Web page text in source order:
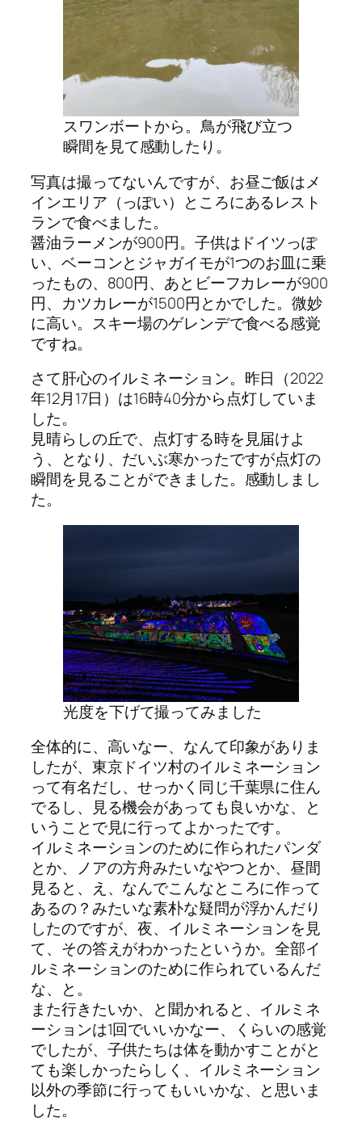
スワンボートから。鳥が飛び立つ
瞬間を見て感動したり。
写真は撮ってないんですが、お昼ご飯はメ
インエリア（っぽい）ところにあるレスト
ランで食べました。
醤油ラーメンが900円。子供はドイツっぽ
い、ベーコンとジャガイモが1つのお皿に乗
ったもの、800円、あとビーフカレーが900
円、カツカレーが1500円とかでした。微妙
に高い。スキー場のゲレンデで食べる感覚
ですね。
さて肝心のイルミネーション。昨日（2022
年12月17日）は16時40分から点灯していま
した。
見晴らしの丘で、点灯する時を見届けよ
う、となり、だいぶ寒かったですが点灯の
瞬間を見ることができました。感動しまし
た。
光度を下げて撮ってみました
全体的に、高いなー、なんて印象がありま
したが、東京ドイツ村のイルミネーション
って有名だし、せっかく同じ千葉県に住ん
でるし、見る機会があっても良いかな、と
いうことで見に行ってよかったです。
イルミネーションのために作られたパンダ
とか、ノアの方舟みたいなやつとか、昼間
見ると、え、なんでこんなところに作って
あるの？みたいな素朴な疑問が浮かんだり
したのですが、夜、イルミネーションを見
て、その答えがわかったというか。全部イ
ルミネーションのために作られているんだ
な、と。
また行きたいか、と聞かれると、イルミネ
ーションは1回でいいかなー、くらいの感覚
でしたが、子供たちは体を動かすことがと
ても楽しかったらしく、イルミネーション
以外の季節に行ってもいいかな、と思いま
した。